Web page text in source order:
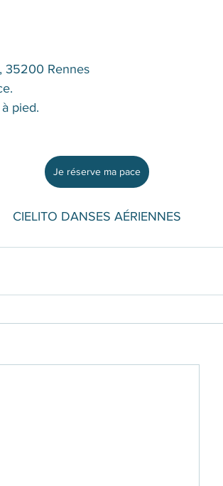
35200 Rennes
pied.
Je réserve ma pace
CIELITO DANSES AÉRIENNES